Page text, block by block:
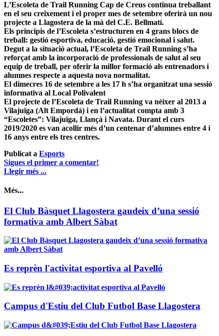
L’Escoleta de Trail Running Cap de Creus continua treballant
en el seu creixement i el proper mes de setembre oferirà un nou
projecte a Llagostera de la mà del C.E. Bellmatí.
Els principis de l’Escoleta s’estructuren en 4 grans blocs de
treball: gestió esportiva, educació, gestió emocional i salut.
Degut a la situació actual, l’Escoleta de Trail Running s’ha
reforçat amb la incorporació de professionals de salut al seu
equip de treball, per oferir la millor formació als entrenadors i
alumnes respecte a aquesta nova normalitat.
El dimecres 16 de setembre a les 17 h s’ha organitzat una sessió
informativa al Local Polivalent
El projecte de l’Escoleta de Trail Running va nèixer al 2013 a
Vilajuïga (Alt Empordà) i en l’actualitat compta amb 3
“Escoletes”: Vilajuïga, Llançà i Navata. Durant el curs
2019/2020 es van acollir més d’un centenar d’alumnes entre 4 i
16 anys entre els tres centres.
Publicat a Esports
Sigues el primer a comentar!
Llegir més ...
Més...
El Club Bàsquet Llagostera gaudeix d’una sessió
formativa amb Albert Sàbat
Es reprèn l'activitat esportiva al Pavelló
Campus d'Estiu del Club Futbol Base Llagostera